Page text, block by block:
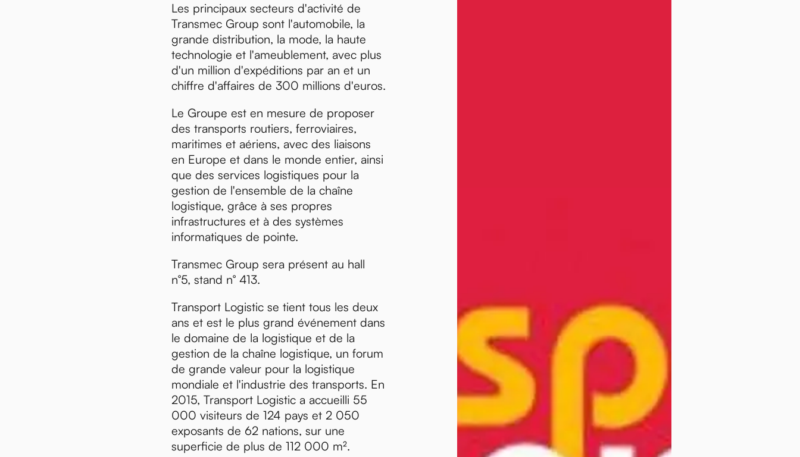
Les principaux secteurs d'activité de
Transmec Group sont l'automobile, la
grande distribution, la mode, la haute
technologie et l'ameublement, avec plus
d'un million d'expéditions par an et un
chiffre d'affaires de 300 millions d'euros.
Le Groupe est en mesure de proposer
des transports routiers, ferroviaires,
maritimes et aériens, avec des liaisons
en Europe et dans le monde entier, ainsi
que des services logistiques pour la
gestion de l'ensemble de la chaîne
logistique, grâce à ses propres
infrastructures et à des systèmes
informatiques de pointe.
Transmec Group sera présent au hall
n°5, stand n° 413.
Transport Logistic se tient tous les deux
ans et est le plus grand événement dans
le domaine de la logistique et de la
gestion de la chaîne logistique, un forum
de grande valeur pour la logistique
mondiale et l'industrie des transports. En
2015, Transport Logistic a accueilli 55
000 visiteurs de 124 pays et 2 050
exposants de 62 nations, sur une
superficie de plus de 112 000 m².